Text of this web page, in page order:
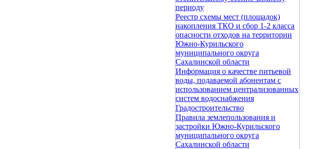
периоду
Реестр схемы мест (площадок)
накопления ТКО и сбор 1-2 класса
опасности отходов на территории
Южно-Курильского
муниципального округа
Сахалинской области
Информация о качестве питьевой
воды, подаваемой абонентам с
использованием централизованных
систем водоснабжения
Градостроительство
Правила землепользования и
застройки Южно-Курильского
муниципального округа
Сахалинской области